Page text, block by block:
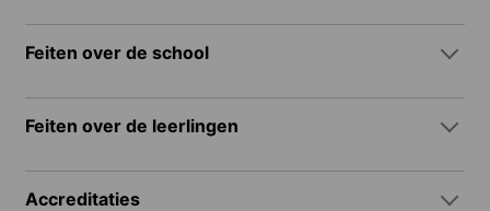
Feiten over de school
Feiten over de leerlingen
Accreditaties